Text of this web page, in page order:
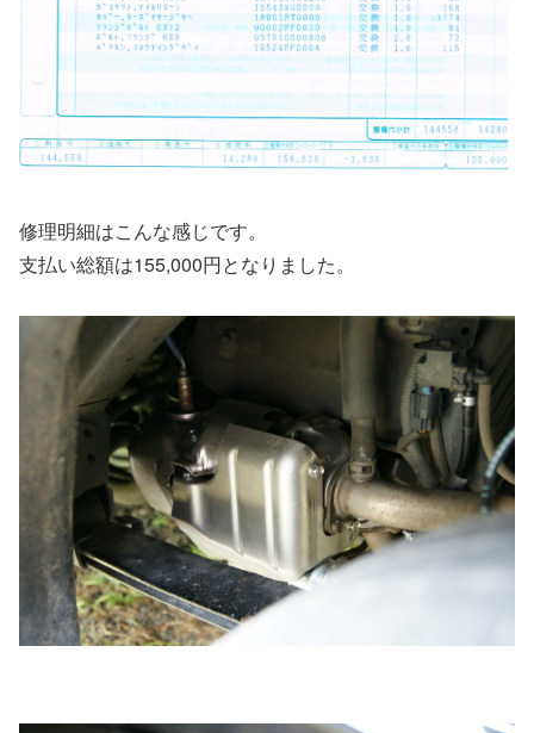
修理明細はこんな感じです。
支払い総額は155,000円となりました。